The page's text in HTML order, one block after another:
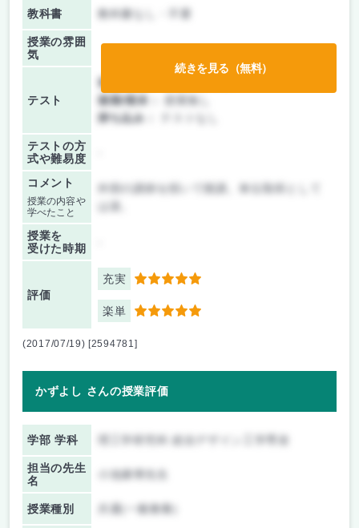
教科書 教科書なし・不要
授業の雰囲
気
テスト
前期/中間：
後期/期末：
授業無し
持ち込み：
テストの方
式や難易度
コメント
授業の内容や
学べたこと
授業を
受けた時期
評価
充実 5
楽単 5
続きを見る（無料）
(2017/07/19) [2594781]
かずよし さんの授業評価
学部 学科
担当の先生
名
小池康博先生
授業種別 共通(一般教養)